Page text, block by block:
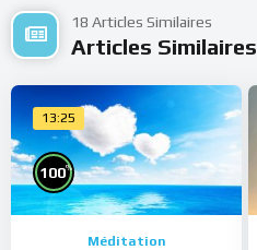
18 Articles Similaires
Articles Similaires
13:25
100%
Méditation